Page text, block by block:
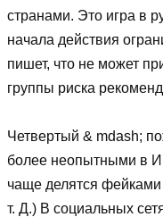
странами. Это игра в
начала действия
пишет, что не может
группы риска
Четвертый & mdash;
более неопытными в
чаще делятся
т. Д.) В социальных